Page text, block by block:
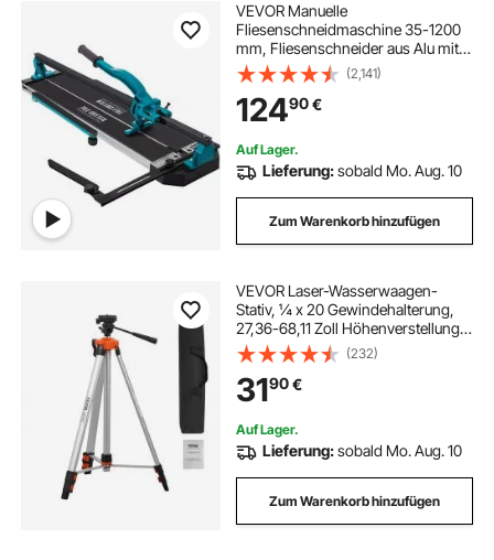
VEVOR Manuelle
Fliesenschneidmaschine 35-1200
mm, Fliesenschneider aus Alu mit
Laser-Positionierung
Doppelspuriger Führungsschiene &
Rutschfestem Gummigriff, Präzision
für Keramikfliesen Bodenfliesen
(2,141)
12490€
Auf Lager.
Lieferung:sobald Mo. Aug. 10
Zum Warenkorb hinzufügen
VEVOR Laser-Wasserwaagen-
Stativ, ¼ x 20 Gewindehalterung,
27,36-68,11 Zoll Höhenverstellung
mit integrierter Wasserwaage,
leichter Laserscanner-
Stativständer, einziehbare Beine,
Aluminium-Stativ für stabile
Messungen
(232)
3190€
Auf Lager.
Lieferung:sobald Mo. Aug. 10
Zum Warenkorb hinzufügen